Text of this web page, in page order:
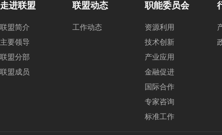
走进联盟
联盟简介
主要领导
联盟分部
联盟成员
联盟动态
工作动态
职能委员会
资源利用
技术创新
产业应用
金融促进
国际合作
专家咨询
标准工作